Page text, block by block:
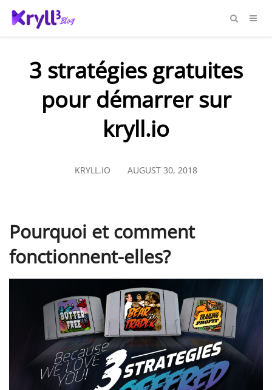
3 stratégies gratuites
pour démarrer sur
kryll.io
KRYLL.IO AUGUST 30, 2018
Pourquoi et comment
fonctionnent-elles?